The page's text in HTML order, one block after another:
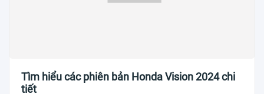
Tìm hiểu các phiên bản Honda Vision 2024 chi
tiết